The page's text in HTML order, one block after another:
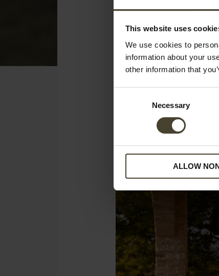
This website uses
We use cookies to
information about your
other information that
Necessary
ALLOW
In tutti gli